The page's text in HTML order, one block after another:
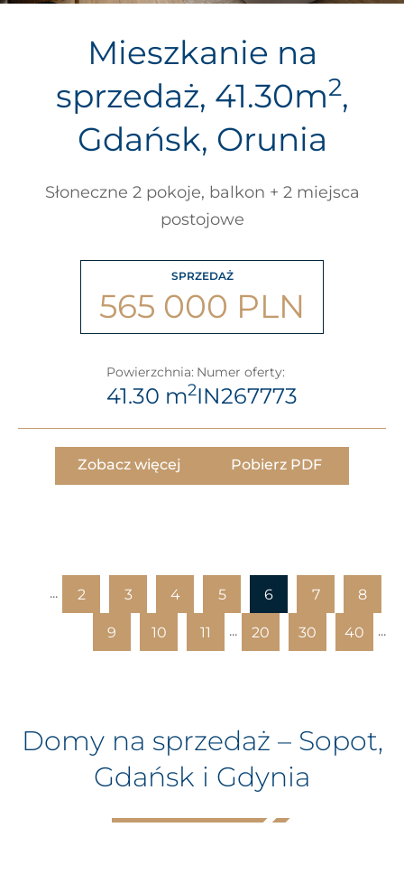
Mieszkanie na
sprzedaż, 41.30m2,
Gdańsk, Orunia
Słoneczne 2 pokoje, balkon + 2 miejsca
postojowe
SPRZEDAŻ
565 000 PLN
Powierzchnia:
41.30 m2
Numer oferty:
IN267773
Zobacz więcej Pobierz PDF
... 2 3 4 5 6 7 8
9 10 11 ... 20 30 40 ...
Domy na sprzedaż – Sopot,
Gdańsk i Gdynia